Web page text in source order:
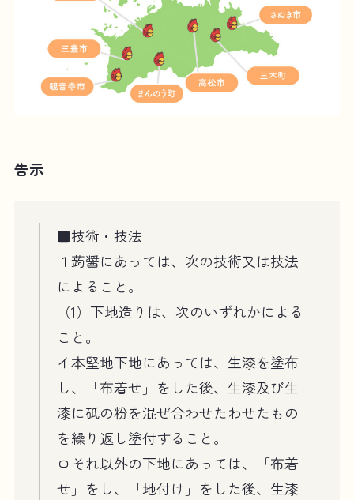
告示
■技術・技法
１蒟醤にあっては、次の技術又は技法
によること。
（1）下地造りは、次のいずれかによる
こと。
イ本堅地下地にあっては、生漆を塗布
し、「布着せ」をした後、生漆及び生
漆に砥の粉を混ぜ合わせたわせたもの
を繰り返し塗付すること。
ロそれ以外の下地にあっては、「布着
せ」をし、「地付け」をした後、生漆